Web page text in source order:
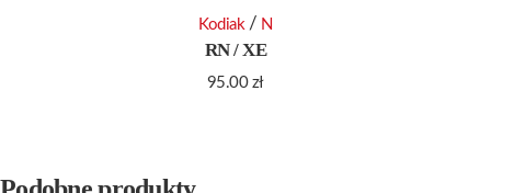
RN / XE
95.00 zł
Kodiak / N